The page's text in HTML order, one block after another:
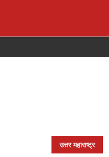
उत्तर महाराष्ट्र